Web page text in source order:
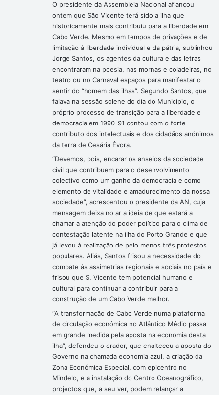
O presidente da Assembleia Nacional afiançou
ontem que São Vicente terá sido a ilha que
historicamente mais contribuiu para a liberdade em
Cabo Verde. Mesmo em tempos de privações e de
limitação à liberdade individual e da pátria, sublinhou
Jorge Santos, os agentes da cultura e das letras
encontraram na poesia, nas mornas e coladeiras, no
teatro ou no Carnaval espaços para manifestar o
sentir do “homem das ilhas”. Segundo Santos, que
falava na sessão solene do dia do Município, o
próprio processo de transição para a liberdade e
democracia em 1990-91 contou com o forte
contributo dos intelectuais e dos cidadãos anónimos
da terra de Cesária Évora.
“Devemos, pois, encarar os anseios da sociedade
civil que contribuem para o desenvolvimento
colectivo como um ganho da democracia e como
elemento de vitalidade e amadurecimento da nossa
sociedade”, acrescentou o presidente da AN, cuja
mensagem deixa no ar a ideia de que estará a
chamar a atenção do poder político para o clima de
contestação latente na ilha do Porto Grande e que
já levou à realização de pelo menos três protestos
populares. Aliás, Santos frisou a necessidade do
combate às assimetrias regionais e sociais no país e
frisou que S. Vicente tem potencial humano e
cultural para continuar a contribuir para a
construção de um Cabo Verde melhor.
“A transformação de Cabo Verde numa plataforma
de circulação económica no Atlântico Médio passa
em grande medida pela aposta na economia desta
ilha”, defendeu o orador, que enalteceu a aposta do
Governo na chamada economia azul, a criação da
Zona Económica Especial, com epicentro no
Mindelo, e a instalação do Centro Oceanográfico,
projectos que, a seu ver, podem relançar a